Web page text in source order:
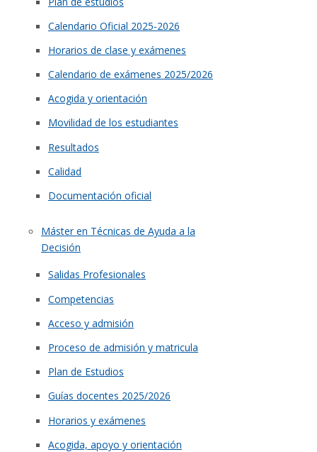
Calendario Oficial 2025-2026
Horarios de clase y exámenes
Calendario de exámenes 2025/2026
Acogida y orientación
Movilidad de los estudiantes
Resultados
Calidad
Documentación oficial
Máster en Técnicas de Ayuda a la
Decisión
Salidas Profesionales
Competencias
Acceso y admisión
Proceso de admisión y matricula
Plan de Estudios
Guías docentes 2025/2026
Horarios y exámenes
Acogida, apoyo y orientación